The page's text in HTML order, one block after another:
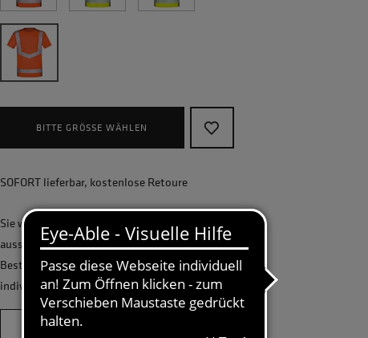
BITTE GRÖSSE WÄHLEN
SOFORT lieferbar, kostenlose Retoure
Sie wollen Ihr Unternehmen ganzheitlich
ausstatten und benötigen eine größere
Bestellmenge? Gerne erstellen wir Ihnen ein
individuelles Angebot.
JETZT ANFRAGEN